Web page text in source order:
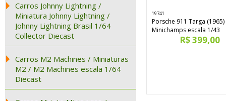
Carros Johnny Lightning /
Miniatura Johnny Lightning /
Johnny Lightning Brasil 1/64
Collector Diecast
Carros M2 Machines / Miniaturas
M2 / M2 Machines escala 1/64
Diecast
19741
Porsche 911 Targa
Minichamps escala 1/43
R$ 399,00